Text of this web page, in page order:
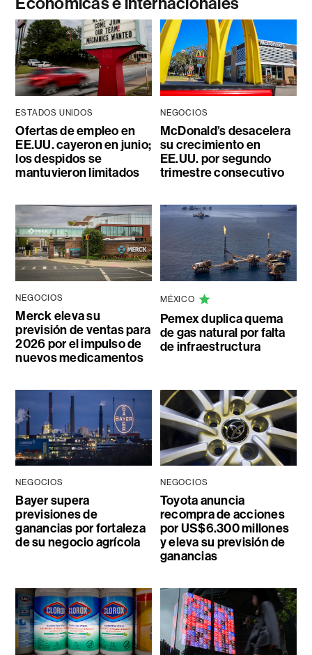
ESTADOS UNIDOS
Ofertas de empleo en
EE.UU. cayeron en junio;
los despidos se
mantuvieron limitados
NEGOCIOS
McDonald’s desacelera
su crecimiento en
EE.UU. por segundo
trimestre consecutivo
NEGOCIOS
Merck eleva su
previsión de ventas para
2026 por el impulso de
nuevos medicamentos
MÉXICO
Pemex duplica quema
de gas natural por falta
de infraestructura
NEGOCIOS
Bayer supera
previsiones de
ganancias por fortaleza
de su negocio agrícola
NEGOCIOS
Toyota anuncia
recompra de acciones
por US$6.300 millones
y eleva su previsión de
ganancias